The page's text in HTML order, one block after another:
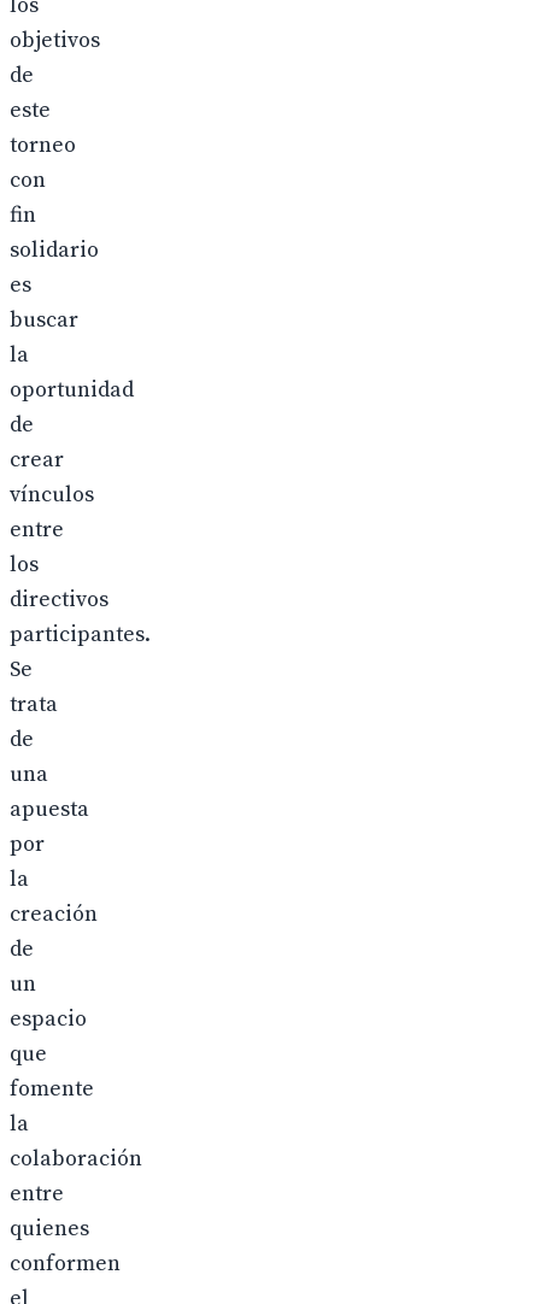
objetivos
de
este
torneo
con
fin
solidario
es
buscar
la
oportunidad
de
crear
vínculos
entre
los
directivos
participantes.
Se
trata
de
una
apuesta
por
la
creación
de
un
espacio
que
fomente
la
colaboración
entre
quienes
conformen